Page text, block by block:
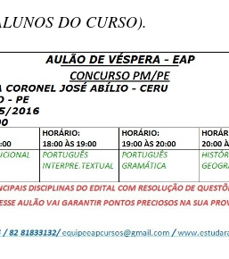
DO CURSO).